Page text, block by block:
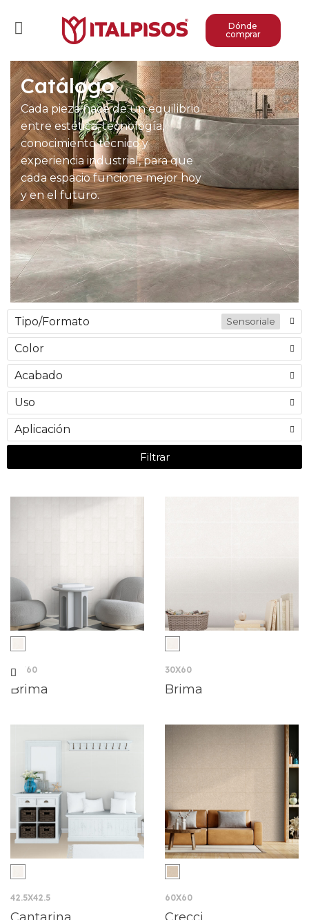
Dónde
comprar
Catálogo
Cada pieza nace de un equilibrio
entre estética, tecnología,
conocimiento técnico y
experiencia industrial, para que
cada espacio funcione mejor hoy
y en el futuro.
Tipo/Formato Sensoriale
Color
Acabado
Uso
Aplicación
Filtrar
20X60
Brima
30X60
Brima
42.5X42.5 60X60